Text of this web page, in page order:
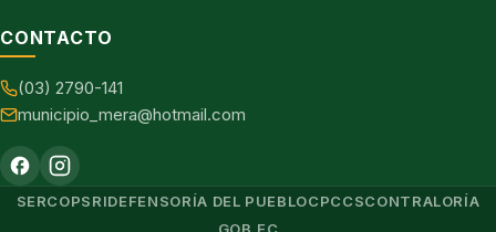
CONTACTO
(03) 2790-141
municipio_mera@hotmail.com
SERCOPSRIDEFENSORÍA DEL PUEBLOCPCCSCONTRALORÍA